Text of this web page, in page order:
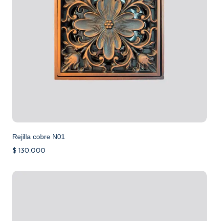
Rejilla cobre N01
$ 130.000